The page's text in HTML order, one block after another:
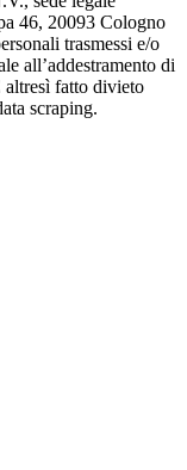
46, 20093 Cologno
trasmessi e/o
all’addestramento di
altresì fatto divieto
scraping.